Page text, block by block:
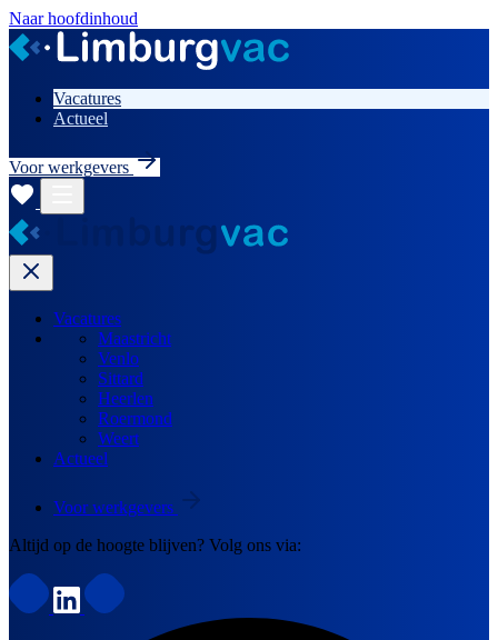
Naar hoofdinhoud
Vacatures
Actueel
Voor werkgevers
Vacatures
Maastricht
Venlo
Sittard
Heerlen
Roermond
Weert
Actueel
Voor werkgevers
Altijd op de hoogte blijven? Volg ons via: